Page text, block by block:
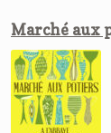
Marché aux